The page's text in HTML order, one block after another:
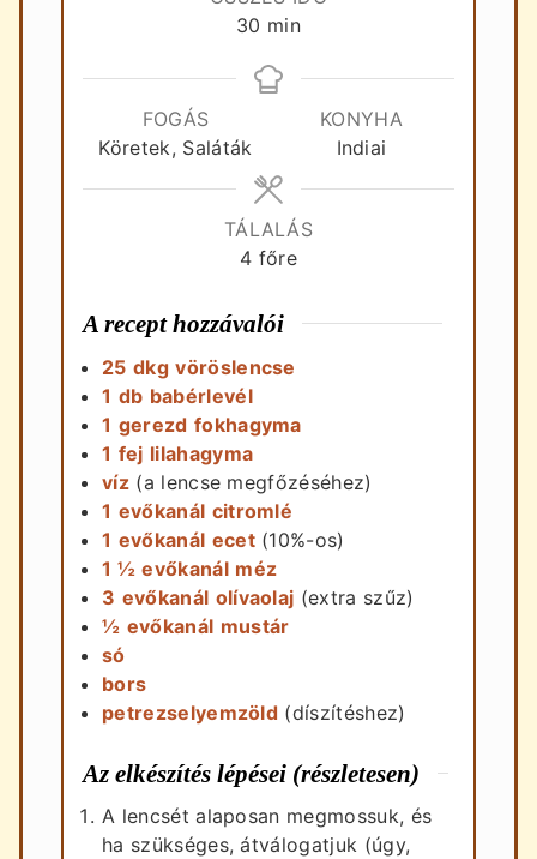
30 perc
min
FOGÁS
Köretek, Saláták
KONYHA
Indiai
TÁLALÁS
4 főre
A recept hozzávalói
25 dkg vöröslencse
1 db babérlevél
1 gerezd fokhagyma
1 fej lilahagyma
víz (a lencse megfőzéséhez)
1 evőkanál citromlé
1 evőkanál ecet (10%-os)
1 ½ evőkanál méz
3 evőkanál olívaolaj (extra szűz)
½ evőkanál mustár
só
bors
petrezselyemzöld (díszítéshez)
Az elkészítés lépései (részletesen)
A lencsét alaposan megmossuk, és
ha szükséges, átválogatjuk (úgy,